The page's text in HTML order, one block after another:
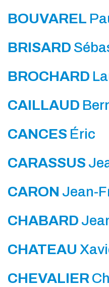
BOUVAREL
BRISARD
BROCHARD
CAILLAUD
CANCES Éric
CARASSUS
CARON Jean-
CHABARD
CHATEAU
CHEVALIER